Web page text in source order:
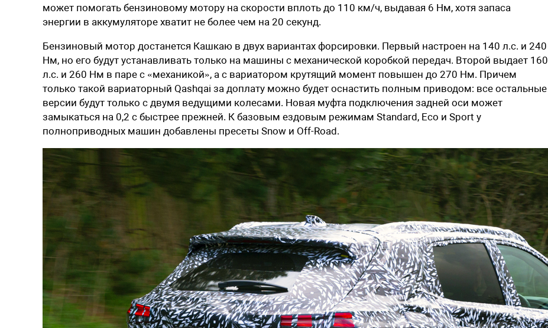
может помогать бензиновому мотору на скорости вплоть до 110 км/ч, выдавая 6 Нм, хотя запаса
энергии в аккумуляторе хватит не более чем на 20 секунд.
Бензиновый мотор достанется Кашкаю в двух вариантах форсировки. Первый настроен на 140 л.с. и 240
Нм, но его будут устанавливать только на машины с механической коробкой передач. Второй выдает 160
л.с. и 260 Нм в паре с «механикой», а с вариатором крутящий момент повышен до 270 Нм. Причем
только такой вариаторный Qashqai за доплату можно будет оснастить полным приводом: все остальные
версии будут только с двумя ведущими колесами. Новая муфта подключения задней оси может
замыкаться на 0,2 с быстрее прежней. К базовым ездовым режимам Standard, Eco и Sport у
полноприводных машин добавлены пресеты Snow и Off-Road.